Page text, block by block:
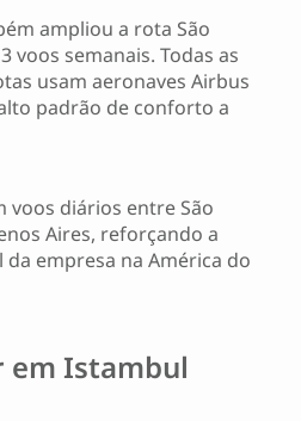
ampliou a rota São
voos semanais. Todas as
usam aeronaves Airbus
padrão de conforto a
voos diários entre São
Aires, reforçando a
empresa na América do
em Istambul